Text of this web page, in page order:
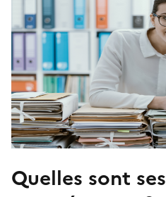
Quelles sont ses